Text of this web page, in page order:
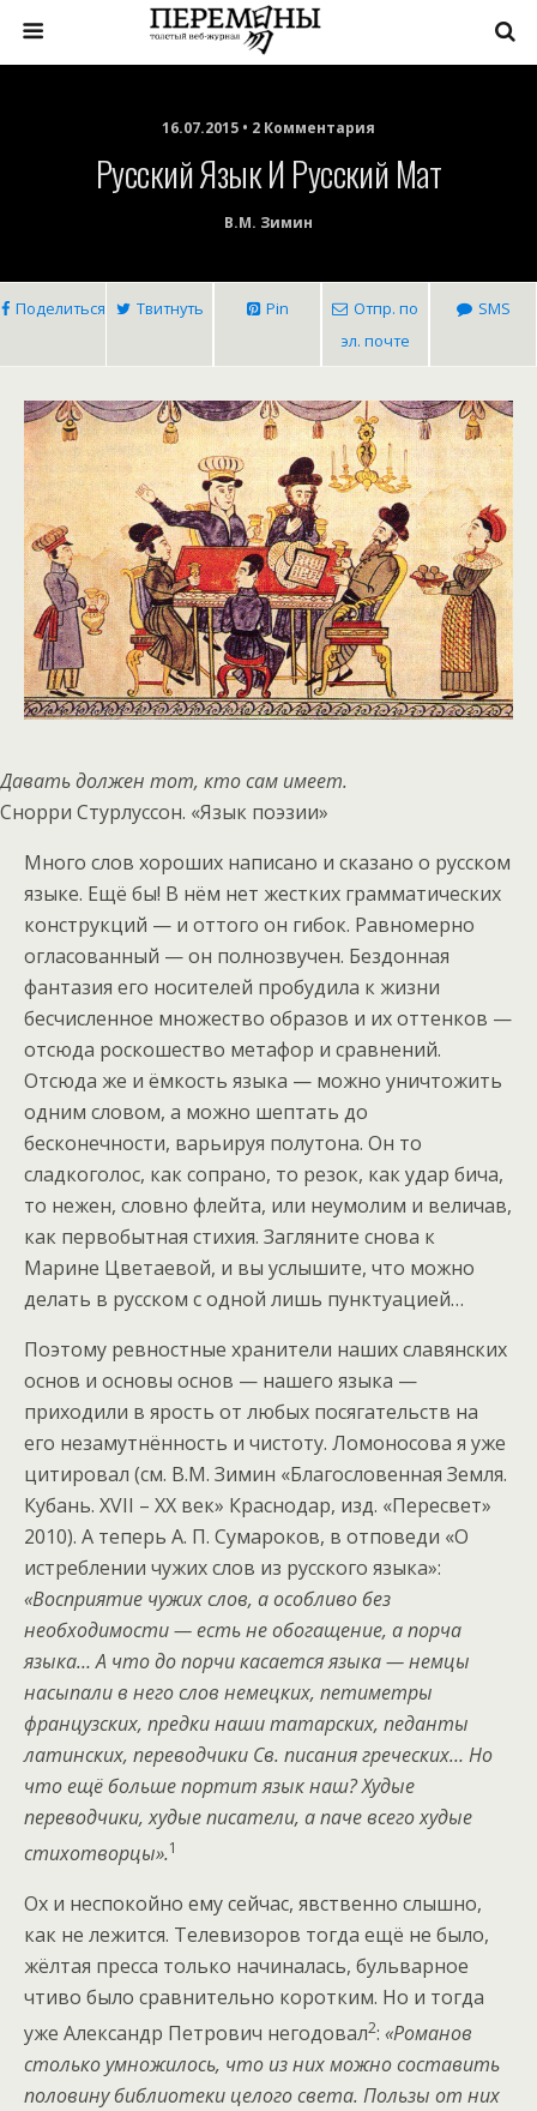
16.07.2015 • 2 Комментария
Русский Язык И Русский Мат
В.М. Зимин
Поделиться Твитнуть Pin
Отпр. по
эл. почте
SMS
Давать должен тот, кто сам имеет.
Снорри Стурлуссон. «Язык поэзии»
Много слов хороших написано и сказано о русском
языке. Ещё бы! В нём нет жестких грамматических
конструкций — и оттого он гибок. Равномерно
огласованный — он полнозвучен. Бездонная
фантазия его носителей пробудила к жизни
бесчисленное множество образов и их оттенков —
отсюда роскошество метафор и сравнений.
Отсюда же и ёмкость языка — можно уничтожить
одним словом, а можно шептать до
бесконечности, варьируя полутона. Он то
сладкоголос, как сопрано, то резок, как удар бича,
то нежен, словно флейта, или неумолим и величав,
как первобытная стихия. Загляните снова к
Марине Цветаевой, и вы услышите, что можно
делать в русском с одной лишь пунктуацией…
Поэтому ревностные хранители наших славянских
основ и основы основ — нашего языка —
приходили в ярость от любых посягательств на
его незамутнённость и чистоту. Ломоносова я уже
цитировал (см. В.М. Зимин «Благословенная Земля.
Кубань. XVII – XX век» Краснодар, изд. «Пересвет»
2010). А теперь А. П. Сумароков, в отповеди «О
истреблении чужих слов из русского языка»:
«Восприятие чужих слов, а особливо без
необходимости — есть не обогащение, а порча
языка… А что до порчи касается языка — немцы
насыпали в него слов немецких, петиметры
французских, предки наши татарских, педанты
латинских, переводчики Св. писания греческих… Но
что ещё больше портит язык наш? Худые
переводчики, худые писатели, а паче всего худые
стихотворцы».1
Ох и неспокойно ему сейчас, явственно слышно,
как не лежится. Телевизоров тогда ещё не было,
жёлтая пресса только начиналась, бульварное
чтиво было сравнительно коротким. Но и тогда
уже Александр Петрович негодовал2: «Романов
столько умножилось, что из них можно составить
половину библиотеки целого света. Пользы от них